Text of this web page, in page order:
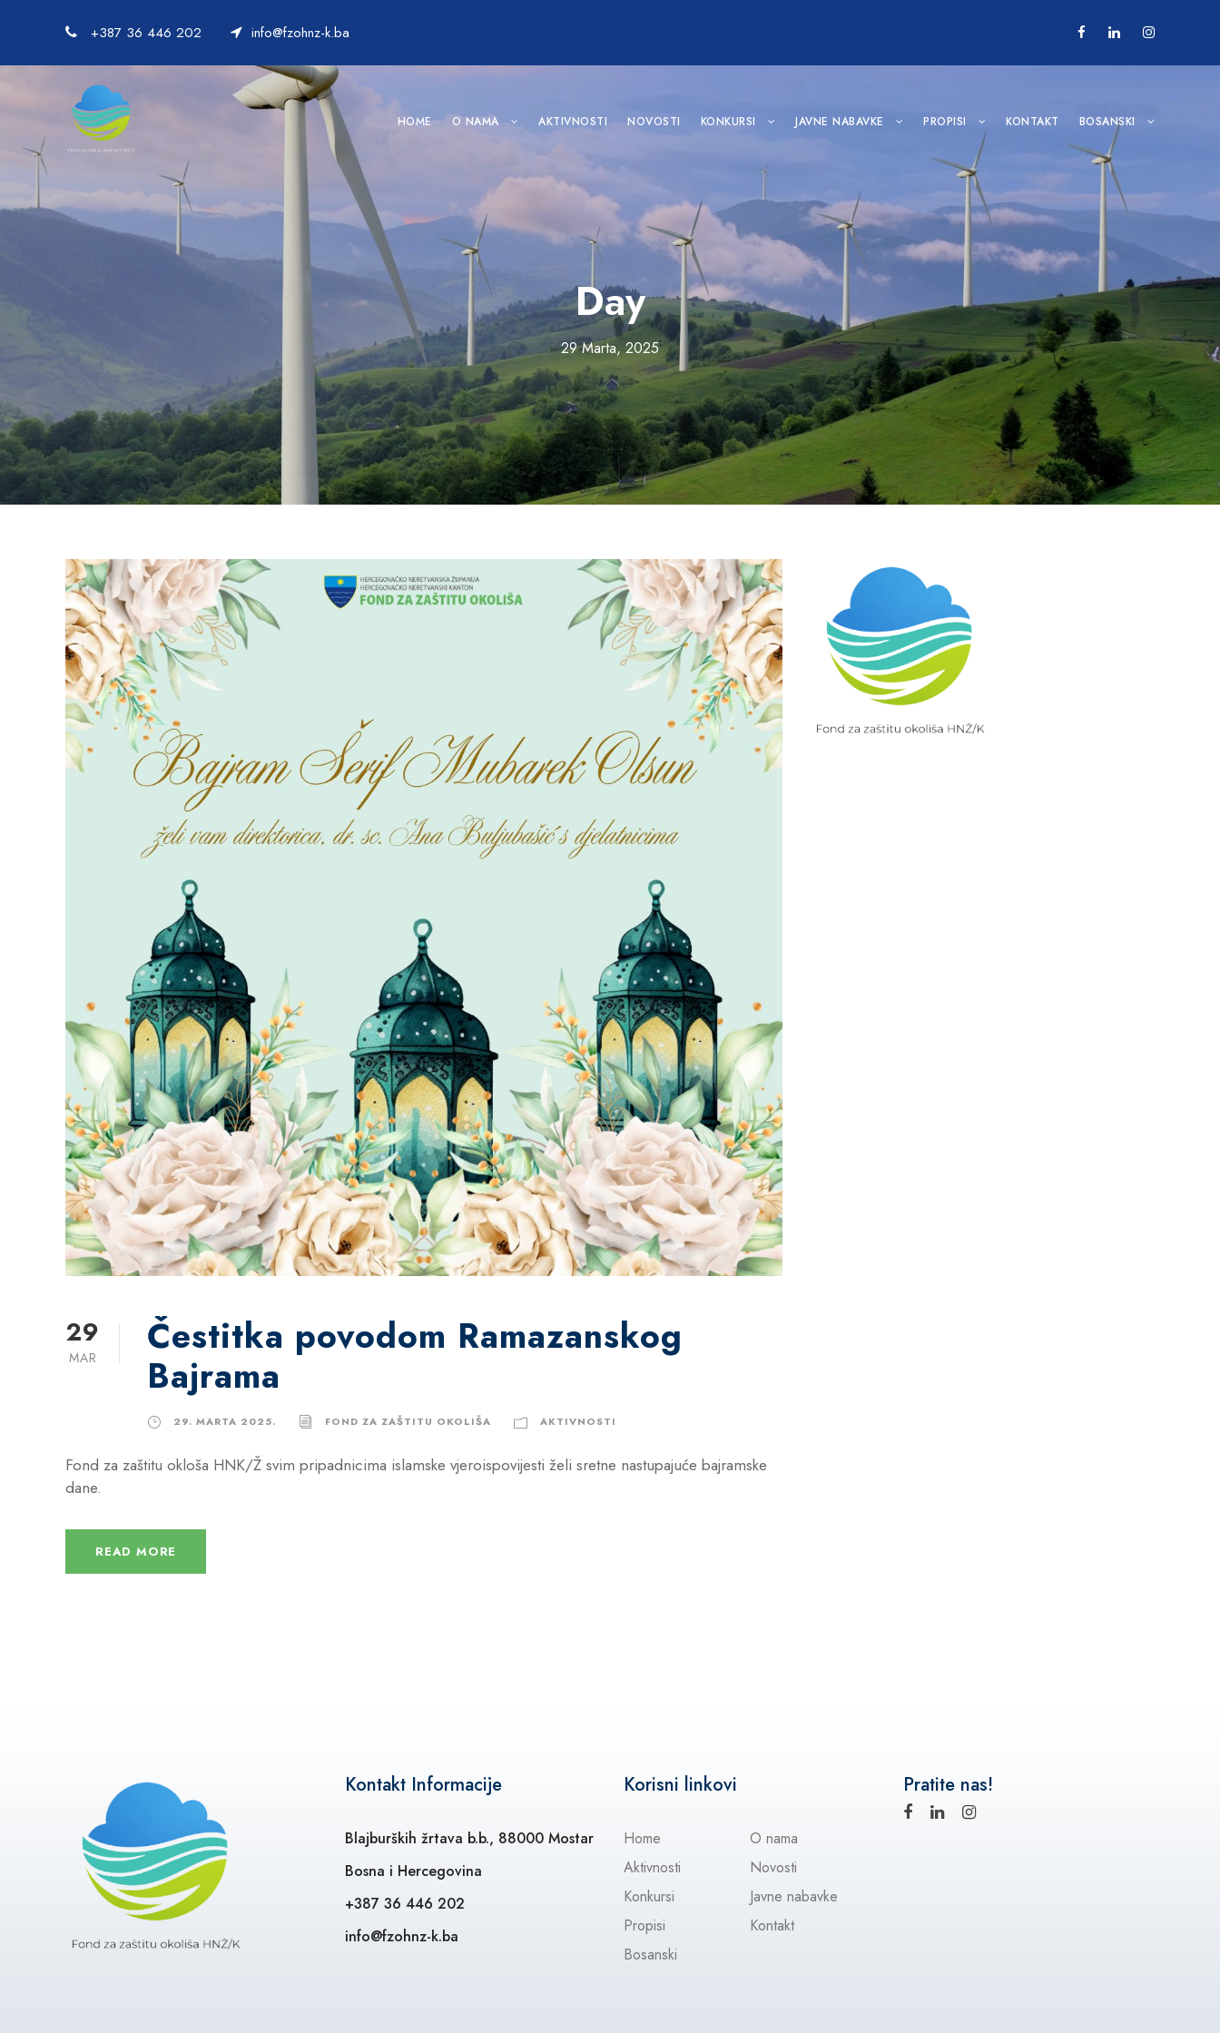
+387 36 446 202 info@fzohnz-k.ba
HOME O NAMA AKTIVNOSTI NOVOSTI KONKURSI JAVNE NABAVKE PROPISI KONTAKT BOSANSKI
Day
29 Marta, 2025
29
MAR
Čestitka povodom Ramazanskog
Bajrama
29. MARTA 2025. FOND ZA ZAŠTITU OKOLIŠA AKTIVNOSTI
Fond za zaštitu okloša HNK/Ž svim pripadnicima islamske vjeroispovijesti želi sretne nastupajuće bajramske
dane.
READ MORE
Kontakt Informacije
Blajburških žrtava b.b., 88000 Mostar
Bosna i Hercegovina
+387 36 446 202
info@fzohnz-k.ba
Korisni linkovi
Home
O nama
Aktivnosti
Novosti
Konkursi
Javne nabavke
Propisi
Kontakt
Bosanski
Pratite nas!